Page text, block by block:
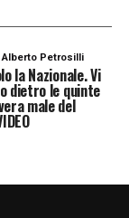
Alberto Petrosilli
la Nazionale. Vi
dietro le quinte
male del